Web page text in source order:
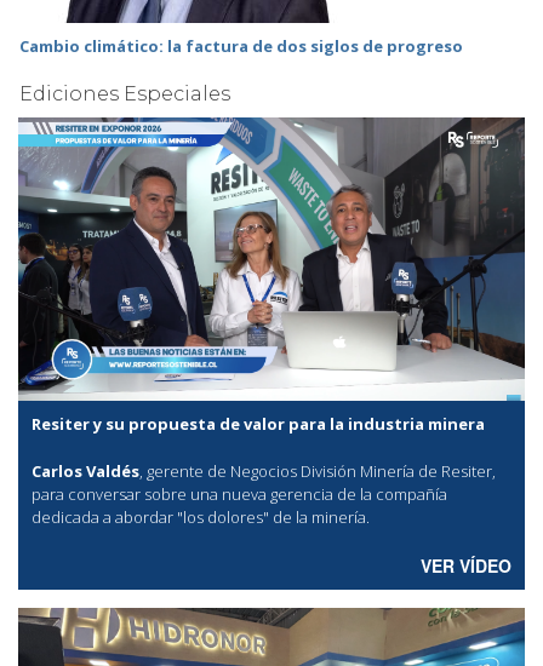
Cambio climático: la factura de dos siglos de progreso
Ediciones Especiales
Resiter y su propuesta de valor para la industria minera
Carlos Valdés, gerente de Negocios División Minería de Resiter,
para conversar sobre una nueva gerencia de la compañía
dedicada a abordar "los dolores" de la minería.
VER VÍDEO